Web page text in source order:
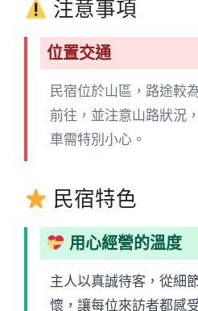
注意事項
位置交通
民宿位於山區，路途較
前往，並注意山路狀況
車需特別小心。
民宿特色
用心經營的溫度
主人以真誠待客，從細
懷，讓每位來訪者都感